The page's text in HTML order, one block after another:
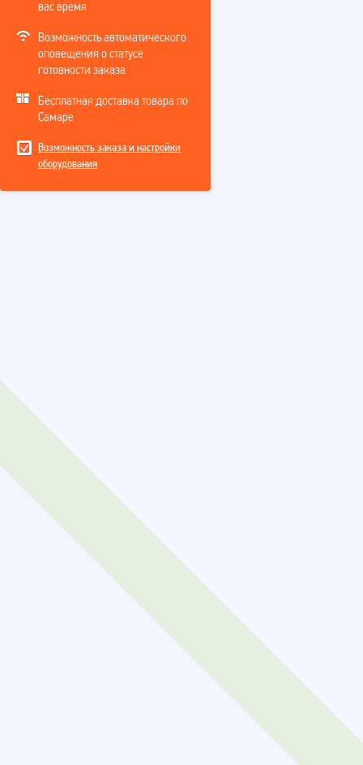
вас время
Возможность автоматического
оповещения о статусе
готовности заказа
Бесплатная доставка товара по
Самаре
Возможность заказа и настройки
оборудования